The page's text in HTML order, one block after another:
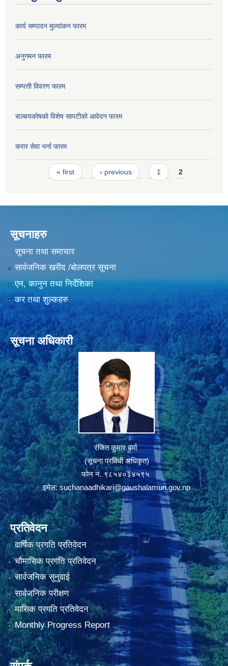
कार्य सम्पादन मुल्यांकन फारम
अनुगमन फारम
सम्पत्ती विवरण फारम
सञ्चयकोषको विशेष सापटीको आवेदन फारम
करार सेवा भर्ना फारम
Pages« first ‹ previous 1 2
सूचनाहरु
सूचना तथा समाचार
सार्वजनिक खरीद /बोलपत्र सूचना
एन, कानुन तथा निर्देशिका
कर तथा शुल्कहरु
सूचना अधिकारी
रंजित कुमार बर्मा
(सूचना प्रविधी अधिकृत)
फोन नं. ९८५४०३४५९५
इमेल:suchanaadhikari@gaushalamun.gov.np
प्रतिवेदन
वार्षिक प्रगति प्रतिवेदन
चौमासिक प्रगति प्रतिवेदन
सार्वजनिक सुनुवाई
सार्वजनिक परीक्षण
मासिक प्रगति प्रतिवेदन
Monthly Progress Report